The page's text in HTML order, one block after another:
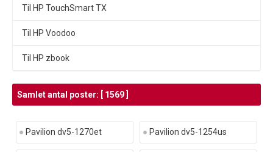
Til HP TouchSmart TX
Til HP Voodoo
Til HP zbook
Samlet antal poster: [ 1569 ]
Pavilion dv5-1270et Pavilion dv5-1254us